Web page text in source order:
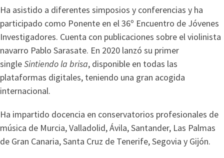
Ha asistido a diferentes simposios y conferencias y ha
participado como Ponente en el 36º Encuentro de Jóvenes
Investigadores. Cuenta con publicaciones sobre el violinista
navarro Pablo Sarasate. En 2020 lanzó su primer
singleSintiendo la brisa, disponible en todas las
plataformas digitales, teniendo una gran acogida
internacional.
Ha impartido docencia en conservatorios profesionales de
música de Murcia, Valladolid, Ávila, Santander, Las Palmas
de Gran Canaria, Santa Cruz de Tenerife, Segovia y Gijón.